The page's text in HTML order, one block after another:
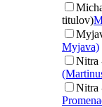
titulov)
Myjava)
Nitra
Nitra